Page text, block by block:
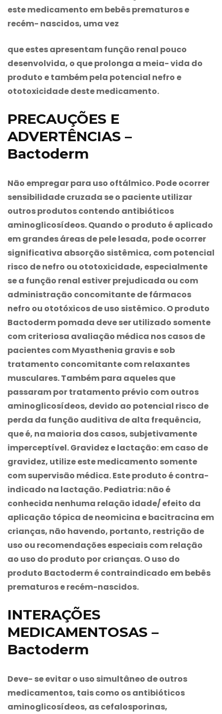
este medicamento em bebês prematuros e
recém- nascidos, uma vez
que estes apresentam função renal pouco
desenvolvida, o que prolonga a meia- vida do
produto e também pela potencial nefro e
ototoxicidade deste medicamento.
PRECAUÇÕES E
ADVERTÊNCIAS –
Bactoderm
Não empregar para uso oftálmico. Pode ocorrer
sensibilidade cruzada se o paciente utilizar
outros produtos contendo antibióticos
aminoglicosídeos. Quando o produto é aplicado
em grandes áreas de pele lesada, pode ocorrer
significativa absorção sistêmica, com potencial
risco de nefro ou ototoxicidade, especialmente
se a função renal estiver prejudicada ou com
administração concomitante de fármacos
nefro ou ototóxicos de uso sistêmico. O produto
Bactodermpomada deve ser utilizado somente
com criteriosa avaliação médica nos casos de
pacientes com Myasthenia gravis e sob
tratamento concomitante com relaxantes
musculares. Também para aqueles que
passaram por tratamento prévio com outros
aminoglicosídeos, devido ao potencial risco de
perda da função auditiva de alta frequência,
que é, na maioria dos casos, subjetivamente
imperceptível. Gravidez e lactação: em caso de
gravidez, utilize este medicamento somente
com supervisão médica. Este produto é contra-
indicado na lactação. Pediatria: não é
conhecida nenhuma relação idade/ efeito da
aplicação tópica de neomicina e bacitracina em
crianças, não havendo, portanto, restrição de
uso ou recomendações especiais com relação
ao uso do produto por crianças. O uso do
produto Bactodermé contraindicado em bebês
prematuros e recém-nascidos.
INTERAÇÕES
MEDICAMENTOSAS –
Bactoderm
Deve- se evitar o uso simultâneo de outros
medicamentos, tais como os antibióticos
aminoglicosídeos, as cefalosporinas,